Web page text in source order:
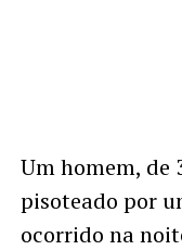
Um homem, de
pisoteado por
ocorrido na